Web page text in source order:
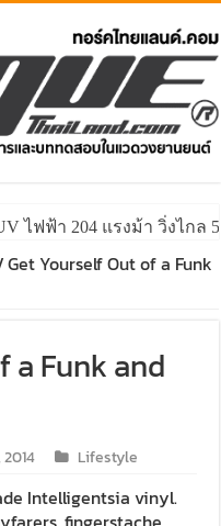
ไฟฟ้า 204 แรงม้า วิ่งไกล
Get Yourself Out of a Funk
a Funk and
Lifestyle
Intelligentsia vinyl.